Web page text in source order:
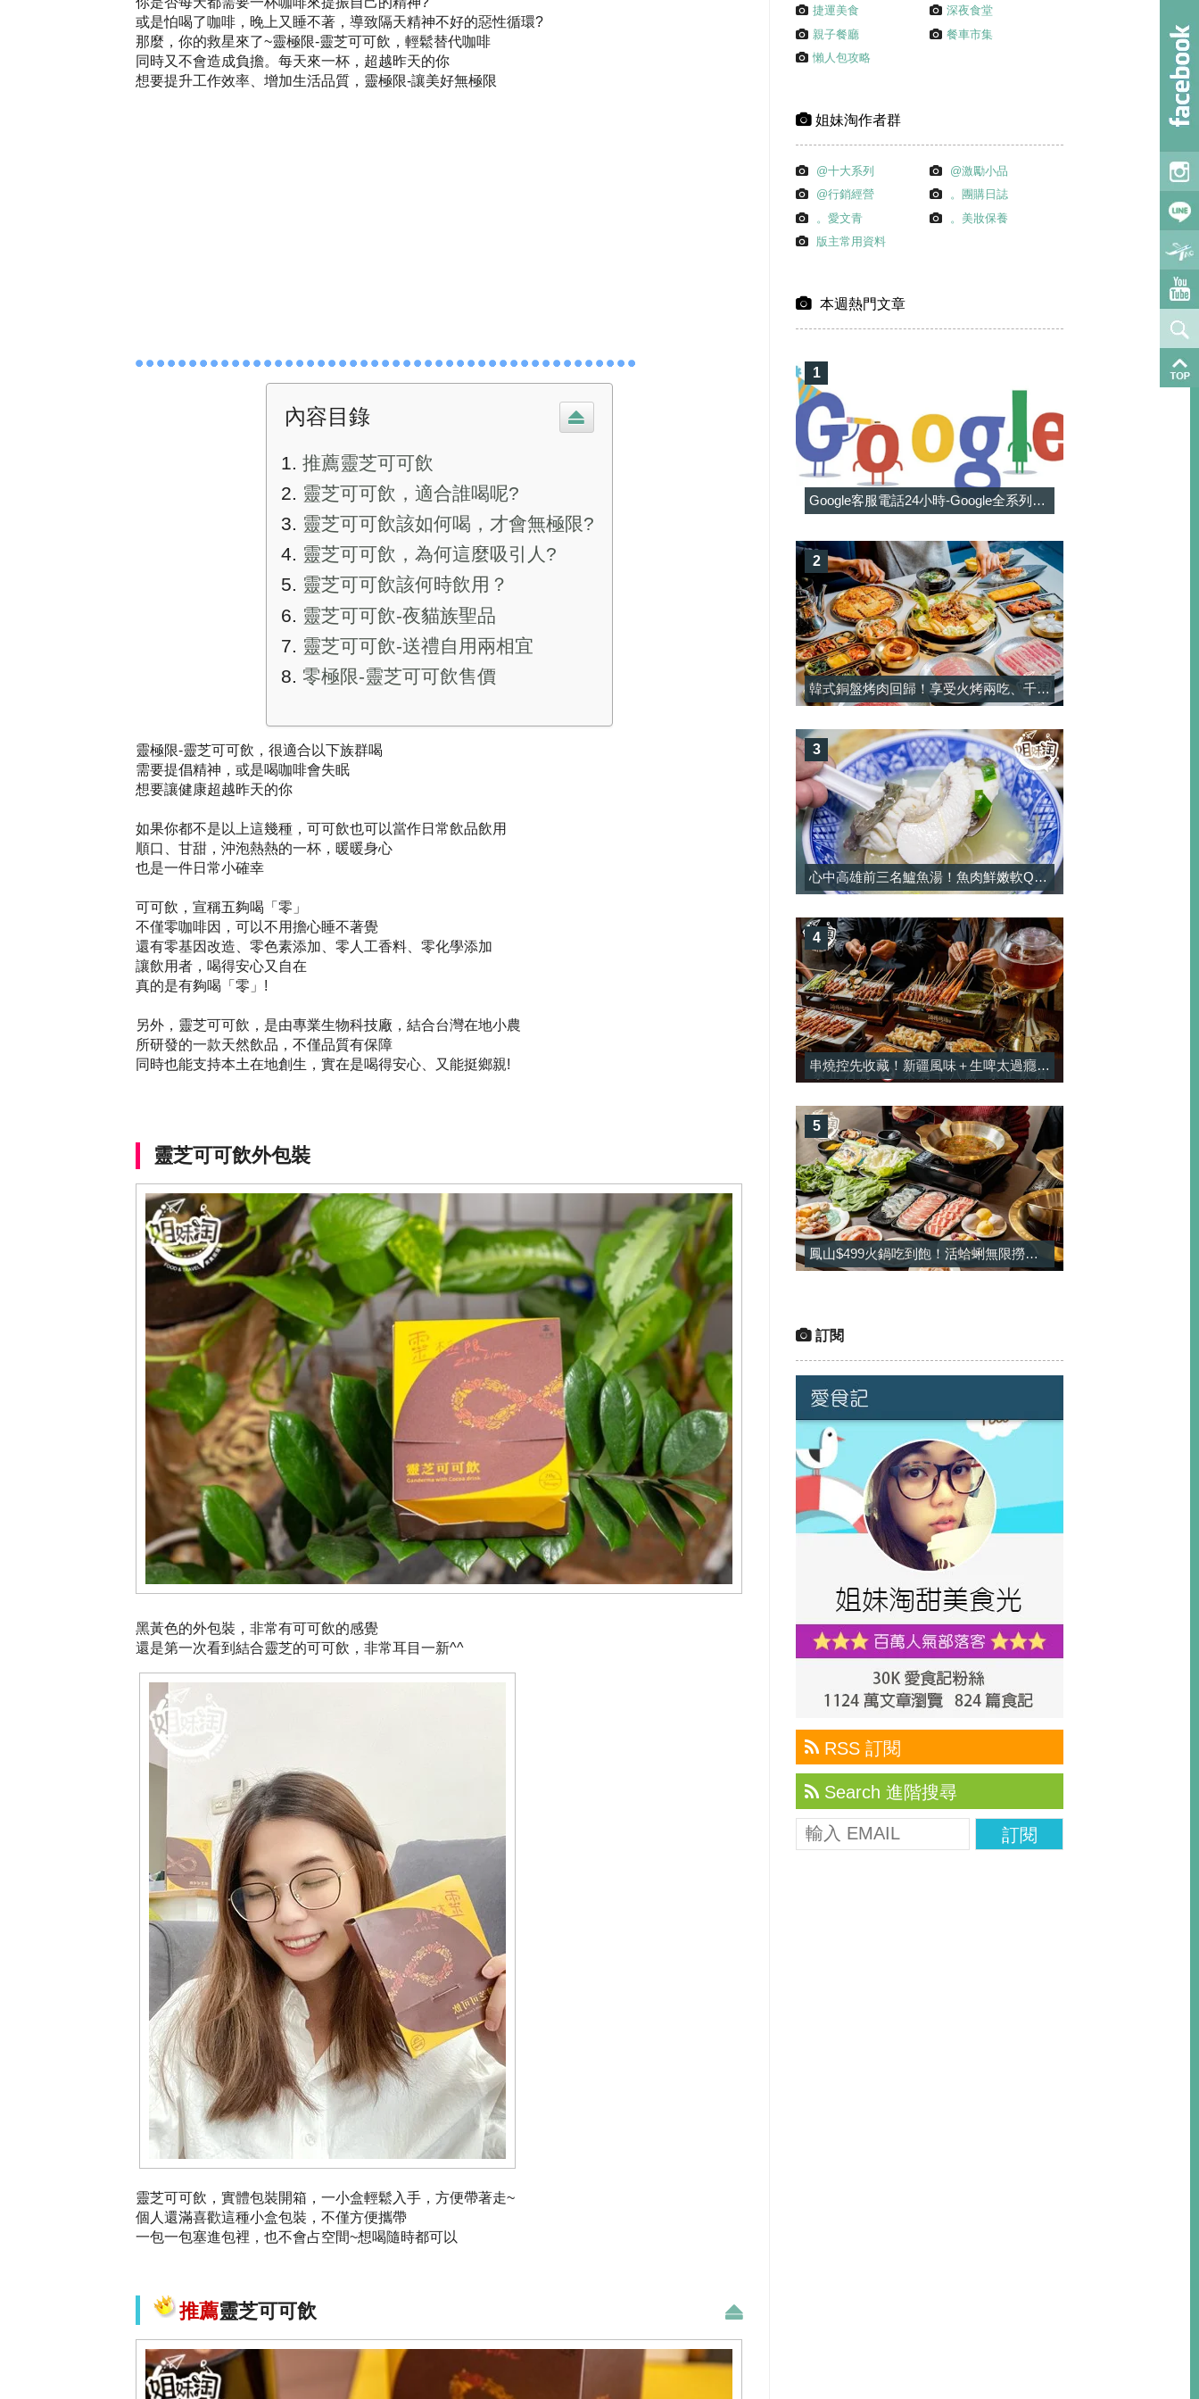
或是怕喝了咖啡，晚上又睡不著，導致隔天精神不好的惡性循環?
那麼，你的救星來了~靈極限-靈芝可可飲，輕鬆替代咖啡
同時又不會造成負擔。每天來一杯，超越昨天的你
想要提升工作效率、增加生活品質，靈極限-讓美好無極限
內容目錄
推薦靈芝可可飲
靈芝可可飲，適合誰喝呢?
靈芝可可飲該如何喝，才會無極限?
靈芝可可飲，為何這麼吸引人?
靈芝可可飲該何時飲用？
靈芝可可飲-夜貓族聖品
靈芝可可飲-送禮自用兩相宜
零極限-靈芝可可飲售價
靈極限-靈芝可可飲，很適合以下族群喝
需要提倡精神，或是喝咖啡會失眠
想要讓健康超越昨天的你
如果你都不是以上這幾種，可可飲也可以當作日常飲品飲用
順口、甘甜，沖泡熱熱的一杯，暖暖身心
也是一件日常小確幸
可可飲，宣稱五夠喝「零」
不僅零咖啡因，可以不用擔心睡不著覺
還有零基因改造、零色素添加、零人工香料、零化學添加
讓飲用者，喝得安心又自在
真的是有夠喝「零」!
另外，靈芝可可飲，是由專業生物科技廠，結合台灣在地小農
所研發的一款天然飲品，不僅品質有保障
同時也能支持本土在地創生，實在是喝得安心、又能挺鄉親!
靈芝可可飲外包裝
黑黃色的外包裝，非常有可可飲的感覺
還是第一次看到結合靈芝的可可飲，非常耳目一新^^
靈芝可可飲，實體包裝開箱，一小盒輕鬆入手，方便帶著走~
個人還滿喜歡這種小盒包裝，不僅方便攜帶
一包一包塞進包裡，也不會占空間~想喝隨時都可以
推薦靈芝可可飲
捷運美食
深夜食堂
親子餐廳
餐車市集
懶人包攻略
姐妹淘作者群
@十大系列
@激勵小品
@行銷經營
。團購日誌
。愛文青
。美妝保養
版主常用資料
本週熱門文章
Google客服電話24小時-Google全系列客服電話信箱一覽表
1
韓式銅盤烤肉回歸！享受火烤兩吃、千元有找和牛與韓料吃到飽-韓屋村精緻銅盤烤肉
2
心中高雄前三名鱸魚湯！魚肉鮮嫩軟Q彈，湯頭濃郁純正熬煮！-大港鱸魚湯
3
串燒控先收藏！新疆風味＋生啤太過癮，一串平均只要$25-酒精烤場
4
鳳山$499火鍋吃到飽！活蛤蜊無限撈＋酸菜魚鍋免加價太佛，甜點還有雪淇冰無限吃-饗禾記
5
訂閱
RSS 訂閱
Search 進階搜尋